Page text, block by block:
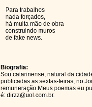
Para trabalhos
nada forçados,
há muita mão de obra
construindo muros
de fake news.
Biografia:
Sou catarinense, natural da
publicadas as sextas-feiras, no
remuneração.Meus poemas eu
é: dirzz@uol.com.br.